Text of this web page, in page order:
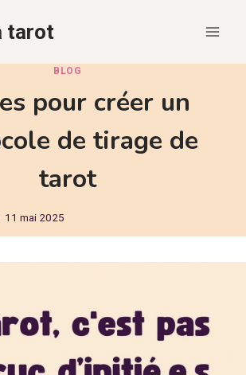
tarot
BLOG
pour créer un
de tirage de
tarot
11 mai 2025